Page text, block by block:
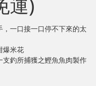
一口接一口停不下來的太
爆米花
釣所捕獲之鰹魚魚肉製作